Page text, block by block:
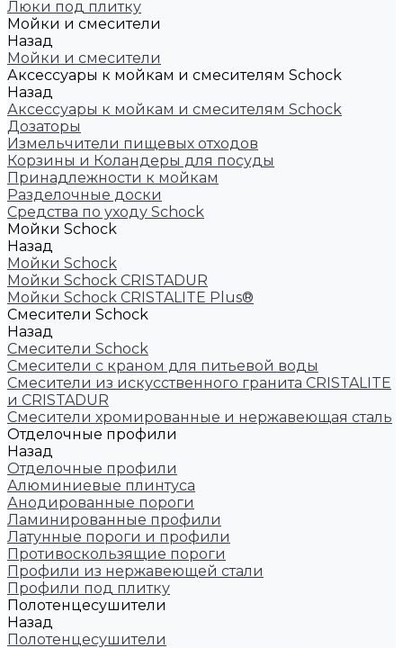
Люки под плитку
Мойки и смесители
Назад
Мойки и смесители
Аксессуары к мойкам и смесителям Schock
Назад
Аксессуары к мойкам и смесителям Schock
Дозаторы
Измельчители пищевых отходов
Корзины и Коландеры для посуды
Принадлежности к мойкам
Разделочные доски
Средства по уходу Schock
Мойки Schock
Назад
Мойки Schock
Мойки Schock CRISTADUR
Мойки Schock CRISTALITE Plus®
Смесители Schock
Назад
Смесители Schock
Cмесители с краном для питьевой воды
Смесители из искуcственного гранита CRISTALITE
и CRISTADUR
Смесители хромированные и нержавеющая сталь
Отделочные профили
Назад
Отделочные профили
Алюминиевые плинтуса
Анодированные пороги
Ламинированные профили
Латунные пороги и профили
Противоскользящие пороги
Профили из нержавеющей стали
Профили под плитку
Полотенцесушители
Назад
Полотенцесушители